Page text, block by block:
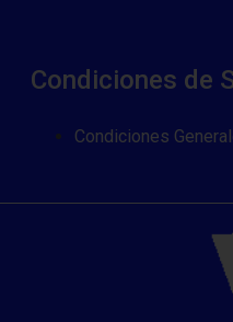
Condiciones de
Condiciones